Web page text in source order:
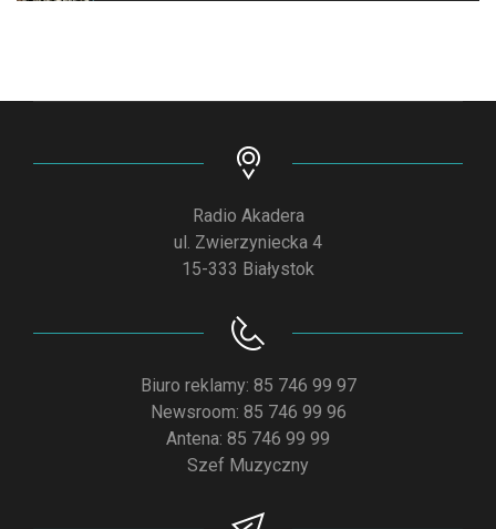
Radio Akadera
ul. Zwierzyniecka 4
15-333 Białystok
Biuro reklamy: 85 746 99 97
Newsroom: 85 746 99 96
Antena: 85 746 99 99
Szef Muzyczny